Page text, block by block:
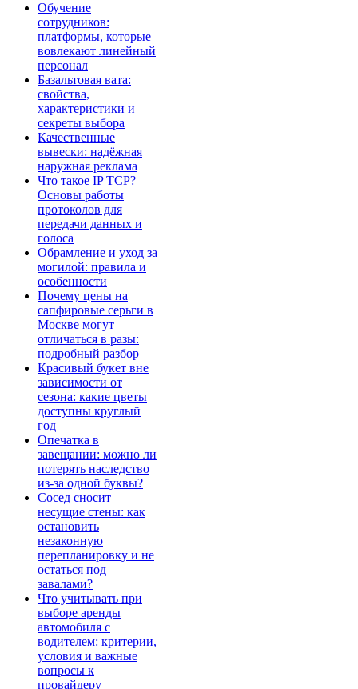
Обучение
сотрудников:
платформы, которые
вовлекают линейный
персонал
Базальтовая вата:
свойства,
характеристики и
секреты выбора
Качественные
вывески: надёжная
наружная реклама
Что такое IP TCP?
Основы работы
протоколов для
передачи данных и
голоса
Обрамление и уход за
могилой: правила и
особенности
Почему цены на
сапфировые серьги в
Москве могут
отличаться в разы:
подробный разбор
Красивый букет вне
зависимости от
сезона: какие цветы
доступны круглый
год
Опечатка в
завещании: можно ли
потерять наследство
из-за одной буквы?
Сосед сносит
несущие стены: как
остановить
незаконную
перепланировку и не
остаться под
завалами?
Что учитывать при
выборе аренды
автомобиля с
водителем: критерии,
условия и важные
вопросы к
провайдеру